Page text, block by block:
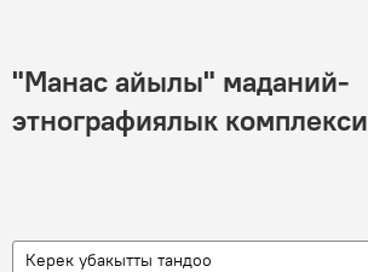
"Манас айылы" маданий-
этнографиялык комплекси
Керек убакытты тандоо